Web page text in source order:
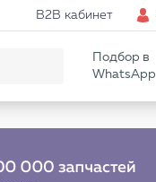
B2B кабинет
Подбор в
WhatsApp